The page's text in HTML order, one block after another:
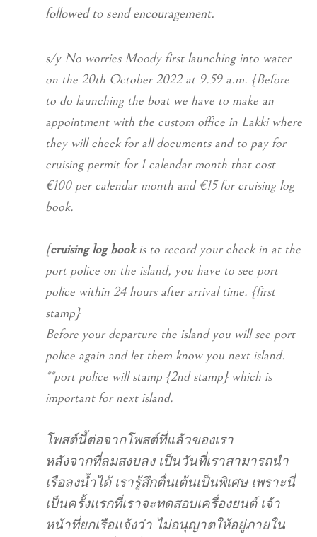
followed to send encouragement.
s/y No worries Moody first launching into water
on the 20th October 2022 at 9.59 a.m. {Before
to do launching the boat we have to make an
appointment with the custom office in Lakki where
they will check for all documents and to pay for
cruising permit for 1 calendar month that cost
€100 per calendar month and €15 for cruising log
book.
{cruising log bookis to record your check in at the
port police on the island, you have to see port
police within 24 hours after arrival time. {first
stamp}
Before your departure the island you will see port
police again and let them know you next island.
**port police will stamp {2nd stamp} which is
important for next island.
โพสต์นี้ต่อจากโพสต์ที่แล้วของเรา
หลังจากที่ลมสงบลง เป็นวันที่เราสามารถนำ
เรือลงน้ำได้ เรารู้สึกตื่นเต้นเป็นพิเศษ เพราะนี่
เป็นครั้งแรกที่เราจะทดสอบเครื่องยนต์ เจ้า
หน้าที่ยกเรือแจ้งว่า ไม่อนุญาตให้อยู่ภายใน